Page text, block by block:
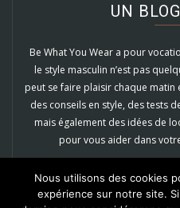
UN
Be What You Wear a pour
le style masculin n’est pas
peut se faire plaisir chaque matin
des conseils en style, des tests
mais également des idées de
pour vous aider dans
Nous utilisons des cookies
expérience sur notre site.